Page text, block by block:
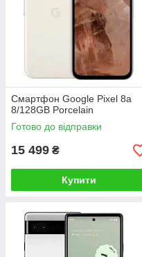
Смартфон Google Pixel 8a
8/128GB Porcelain
Готово до відправки
15 499 ₴
Купити